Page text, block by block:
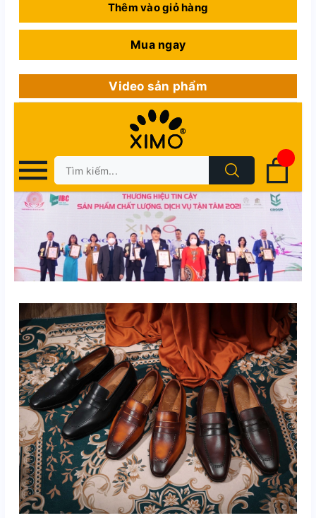
Thêm vào giỏ hàng
Mua ngay
Video sản phẩm